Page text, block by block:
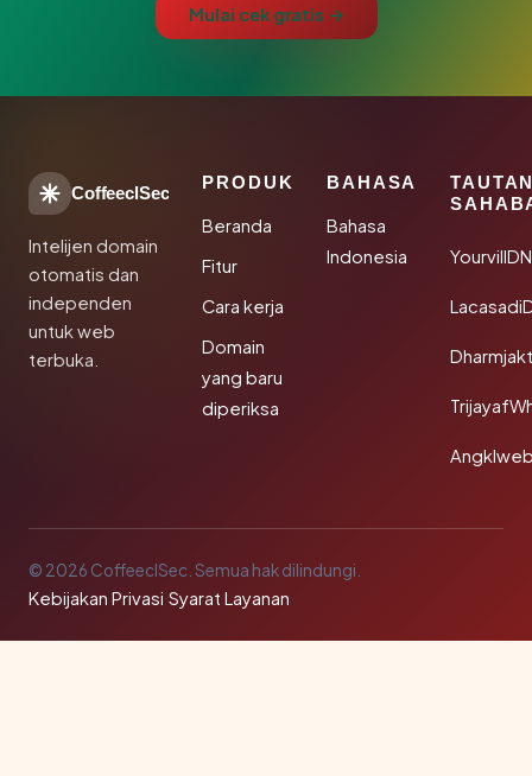
Mulai cek gratis →
CoffeeclSec
Intelijen domain
otomatis dan
independen
untuk web
terbuka.
PRODUK
Beranda
Fitur
Cara kerja
Domain
yang baru
diperiksa
BAHASA
Bahasa
Indonesia
© 2026 CoffeeclSec. Semua hak dilindungi.
Kebijakan Privasi·Syarat Layanan